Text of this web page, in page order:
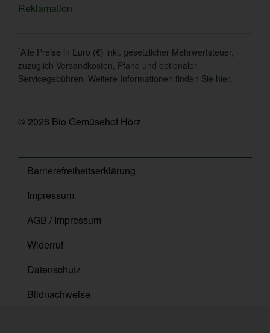
Reklamation
*Alle Preise in Euro (€) inkl. gesetzlicher Mehrwertsteuer,
zuzüglich Versandkosten, Pfand und optionaler
Servicegebühren. Weitere Informationen finden Sie hier.
© 2026 Bio Gemüsehof Hörz
Barrierefreiheitserklärung
Impressum
AGB / Impressum
Widerruf
Datenschutz
Bildnachweise